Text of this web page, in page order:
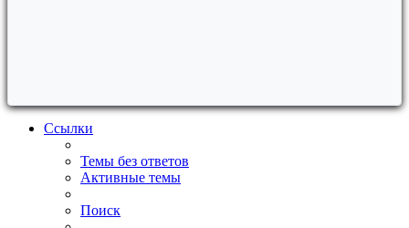
Ссылки
Темы без ответов
Активные темы
Поиск